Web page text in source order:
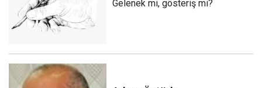
Gelenek mi, gösteriş mi?